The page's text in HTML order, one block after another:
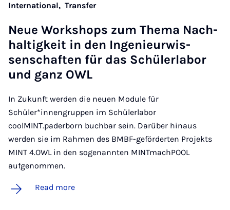
International, Transfer
Neue Work­shops zum Thema Nach­
haltigkeit in den In­genieur­wis­
senschaften für das Schüler­labor
und ganz OWL
In Zukunft werden die neuen Module für
Schüler*innengruppen im Schülerlabor
coolMINT.paderborn buchbar sein. Darüber hinaus
werden sie im Rahmen des BMBF-geförderten Projekts
MINT 4.OWL in den sogenannten MINTmachPOOL
aufgenommen.
Read more